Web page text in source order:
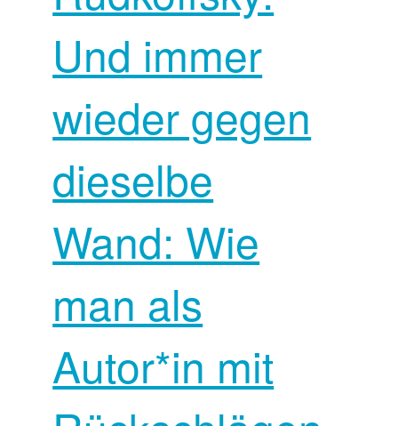
Und immer
wieder gegen
dieselbe
Wand: Wie
man als
Autor*in mit